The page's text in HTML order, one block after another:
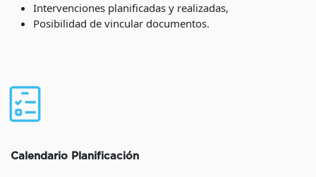
Intervenciones planificadas y realizadas,
Posibilidad de vincular documentos.
Calendario Planificación